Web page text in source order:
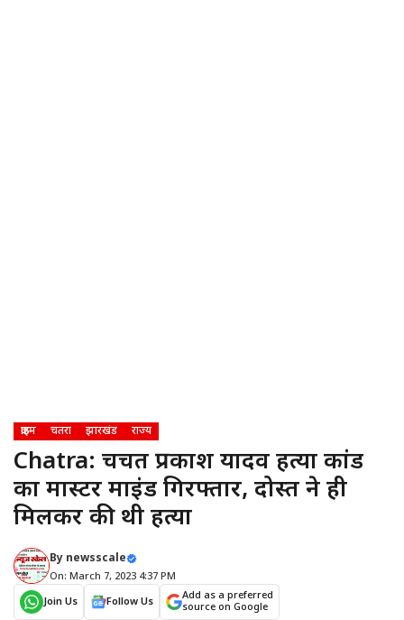
क्राइम चतरा झारखंड राज्य
Chatra: चर्चित प्रकाश यादव हत्या कांड
का मास्टर माइंड गिरफ्तार, दोस्त ने ही
मिलकर की थी हत्या
By newsscale
On: March 7, 2023 4:37 PM
Join Us
Follow Us
Add as a preferred
source on Google